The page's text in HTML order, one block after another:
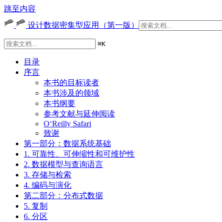
跳至内容
设计数据密集型应用（第一版）
⌘K
目录
序言
本书的目标读者
本书涉及的领域
本书纲要
参考文献与延伸阅读
O‘Reilly Safari
致谢
第一部分：数据系统基础
1. 可靠性、可伸缩性和可维护性
2. 数据模型与查询语言
3. 存储与检索
4. 编码与演化
第二部分：分布式数据
5. 复制
6. 分区